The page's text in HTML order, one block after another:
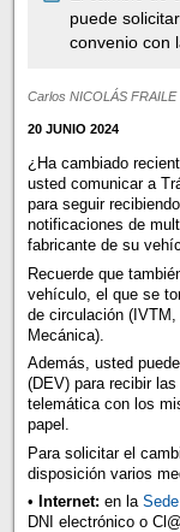
puede
convenio con
Carlos NICOLÁS FRAILE
20 JUNIO 2024
¿Ha cambiado
usted comunicar a
para seguir
notificaciones de
fabricante de su
Recuerde que
vehículo, el que se
de circulación
Mecánica).
Además, usted
(DEV) para recibir
telemática con los
papel.
Para solicitar el
disposición varios
• Internet: en la
DNI electrónico o